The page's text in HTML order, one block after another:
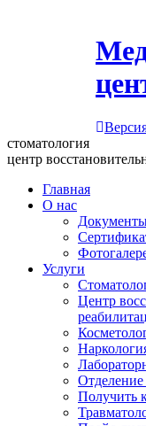
стоматология
центр
Главная
О нас
Услуги
Центр
Отделение
Получить